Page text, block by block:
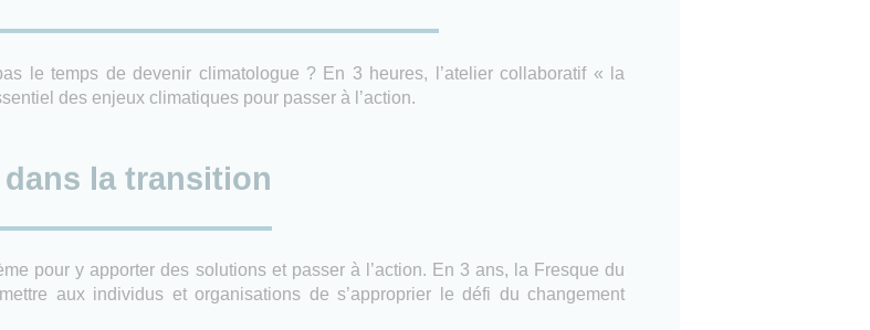
le temps de devenir climatologue ? En 3 heures, l’atelier collaboratif « la
des enjeux climatiques pour passer à l’action.
la transition
pour y apporter des solutions et passer à l’action. En 3 ans, la Fresque du
aux individus et organisations de s’approprier le défi du changement